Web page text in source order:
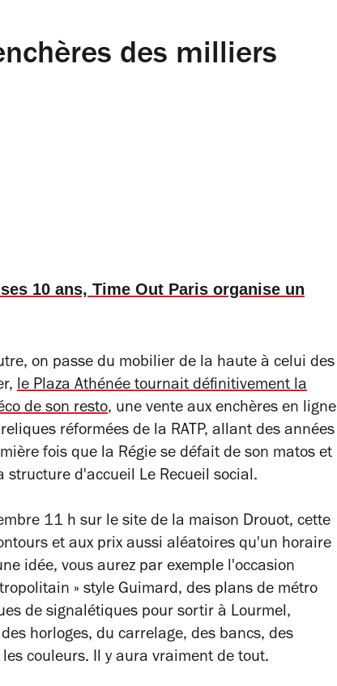
des milliers
10 ans, Time Out Paris organise un
on passe du mobilier de la haute à celui des
le Plaza Athénée tournait définitivement la
de son resto, une vente aux enchères en ligne
réformées de la RATP, allant des années
fois que la Régie se défait de son matos et
structure d'accueil Le Recueil social.
11 h sur le site de la maison Drouot, cette
et aux prix aussi aléatoires qu'un horaire
idée, vous aurez par exemple l'occasion
» style Guimard, des plans de métro
de signalétiques pour sortir à Lourmel,
horloges, du carrelage, des bancs, des
couleurs. Il y aura vraiment de tout.